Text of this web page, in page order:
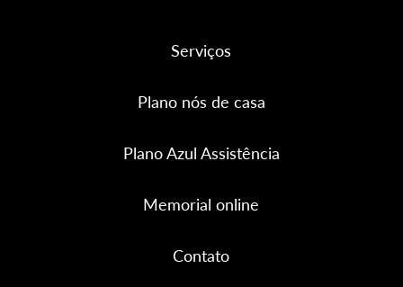
Serviços
Plano nós de casa
Plano Azul Assistência
Memorial online
Contato